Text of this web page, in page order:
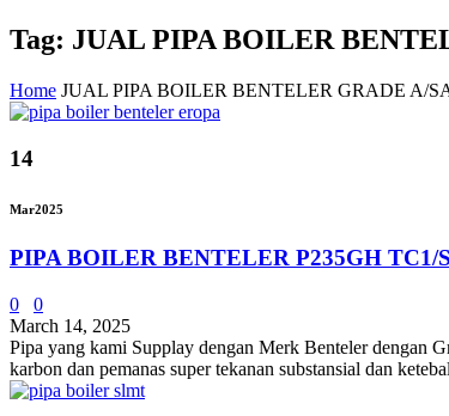
Tag: JUAL PIPA BOILER
Home JUAL PIPA BOILER BENTELER GRADE A/
14
Mar2025
PIPA BOILER BENTELER P235GH TC1/
0
0
March 14, 2025
Pipa yang kami Supplay dengan Merk Benteler dengan
karbon dan pemanas super tekanan substansial dan